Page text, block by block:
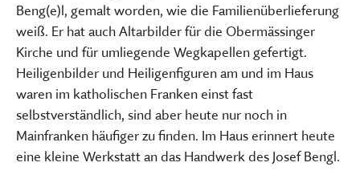
Beng(e)l, gemalt worden, wie die Familienüberlieferung
weiß. Er hat auch Altarbilder für die Obermässinger
Kirche und für umliegende Wegkapellen gefertigt.
Heiligenbilder und Heiligenfiguren am und im Haus
waren im katholischen Franken einst fast
selbstverständlich, sind aber heute nur noch in
Mainfranken häufiger zu finden. Im Haus erinnert heute
eine kleine Werkstatt an das Handwerk des Josef Bengl.